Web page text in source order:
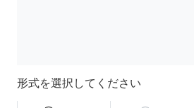
形式を選択してください